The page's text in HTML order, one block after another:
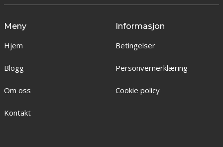
Meny
Hjem
Blogg
Om oss
Kontakt
Informasjon
Betingelser
Personvernerklæring
Cookie policy